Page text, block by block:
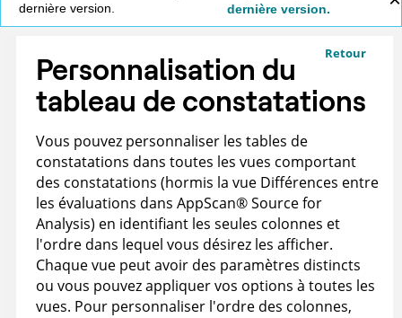
dernière version.
dernière version.
Retour
Personnalisation du
tableau de constatations
Vous pouvez personnaliser les tables de
constatations dans toutes les vues comportant
des constatations (hormis la vue Différences entre
les évaluations dans AppScan®Source for
Analysis) en identifiant les seules colonnes et
l'ordre dans lequel vous désirez les afficher.
Chaque vue peut avoir des paramètres distincts
ou vous pouvez appliquer vos options à toutes les
vues. Pour personnaliser l'ordre des colonnes,